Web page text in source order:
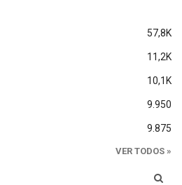
57,8K
11,2K
10,1K
9.950
9.875
VER TODOS »